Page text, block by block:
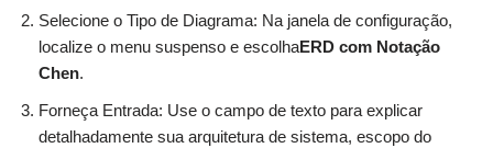
Selecione o Tipo de Diagrama: Na janela de configuração,
localize o menu suspenso e escolhaERD com Notação
Chen.
Forneça Entrada: Use o campo de texto para explicar
detalhadamente sua arquitetura de sistema, escopo do